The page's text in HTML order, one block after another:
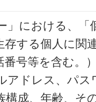
」における、
する個人に関
番号等を含む。
アドレス、パ
構成、年齢、そ